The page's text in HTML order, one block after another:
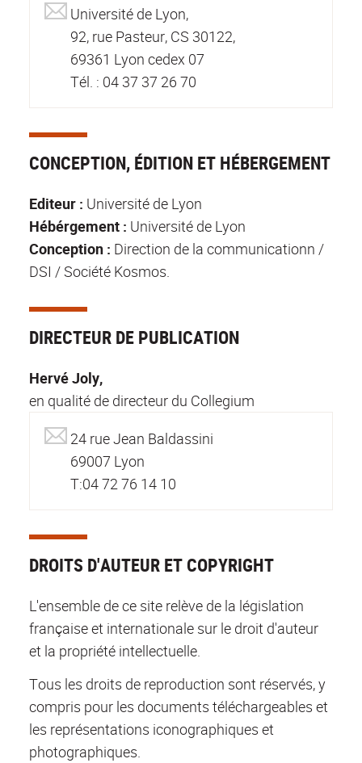
Université de Lyon,
92, rue Pasteur, CS 30122,
69361 Lyon cedex 07
Tél. : 04 37 37 26 70
CONCEPTION, ÉDITION ET HÉBERGEMENT
Editeur : Université de Lyon
Hébérgement : Université de Lyon
Conception : Direction de la communicationn /
DSI / Société Kosmos.
DIRECTEUR DE PUBLICATION
Hervé Joly,
en qualité de directeur du Collegium
24 rue Jean Baldassini
69007 Lyon
T:04 72 76 14 10
DROITS D'AUTEUR ET COPYRIGHT
L'ensemble de ce site relève de la législation
française et internationale sur le droit d'auteur
et la propriété intellectuelle.
Tous les droits de reproduction sont réservés, y
compris pour les documents téléchargeables et
les représentations iconographiques et
photographiques.